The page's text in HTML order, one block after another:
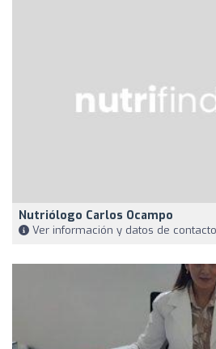
Nutriólogo Carlos Ocampo
Ver información y datos de contacto